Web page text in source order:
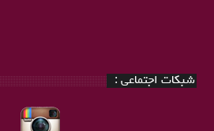
شبکات اجتماعی :